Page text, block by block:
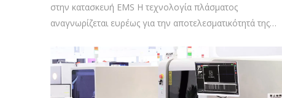
στην κατασκευή EMS Η τεχνολογία πλάσματος
αναγνωρίζεται ευρέως για την αποτελεσματικότητά της
επιφανειών στη βιομηχανία EMS (Electronic
Manufacturing Services). Παίζει κρίσιμο ρόλο στην
ενίσχυση της αξιοπιστίας και της απόδοσης